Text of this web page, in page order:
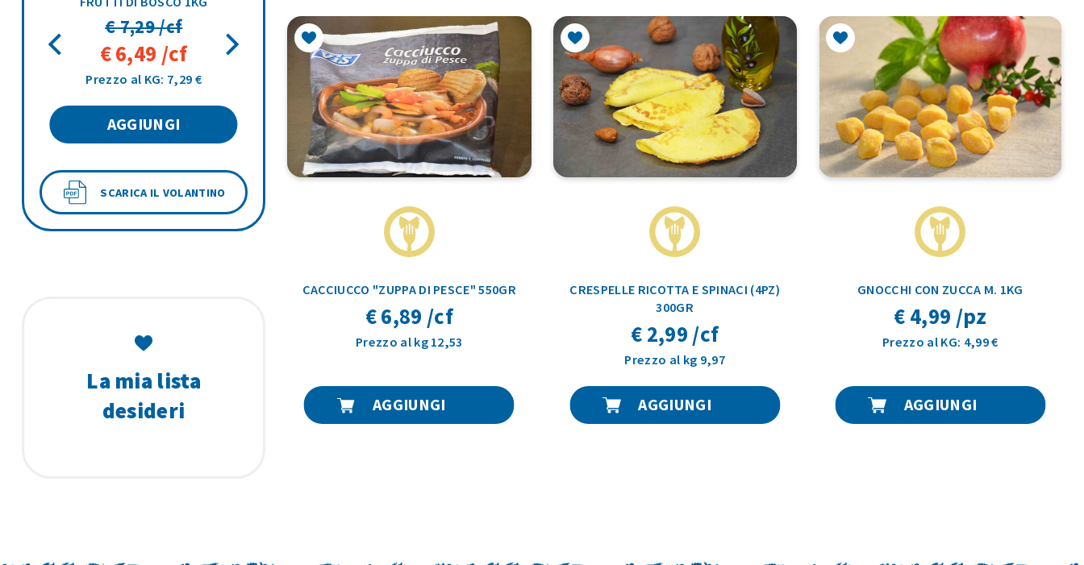
€ 7,29 /cf
€ 6,49 /cf
Prezzo al KG: 7,29 €
AGGIUNGI
SCARICA IL VOLANTINO
La mia lista
desideri
CACCIUCCO "ZUPPA DI PESCE" 550GR
€ 6,89 /cf
Prezzo al kg 12,53
AGGIUNGI
CRESPELLE RICOTTA E SPINACI (4PZ)
300GR
€ 2,99 /cf
Prezzo al kg 9,97
AGGIUNGI
GNOCCHI CON ZUCCA M. 1KG
€ 4,99 /pz
Prezzo al KG: 4,99 €
AGGIUNGI